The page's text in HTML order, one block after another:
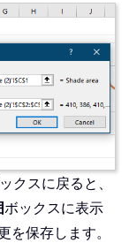
クスに戻ると、
ボックスに表示
を保存します。